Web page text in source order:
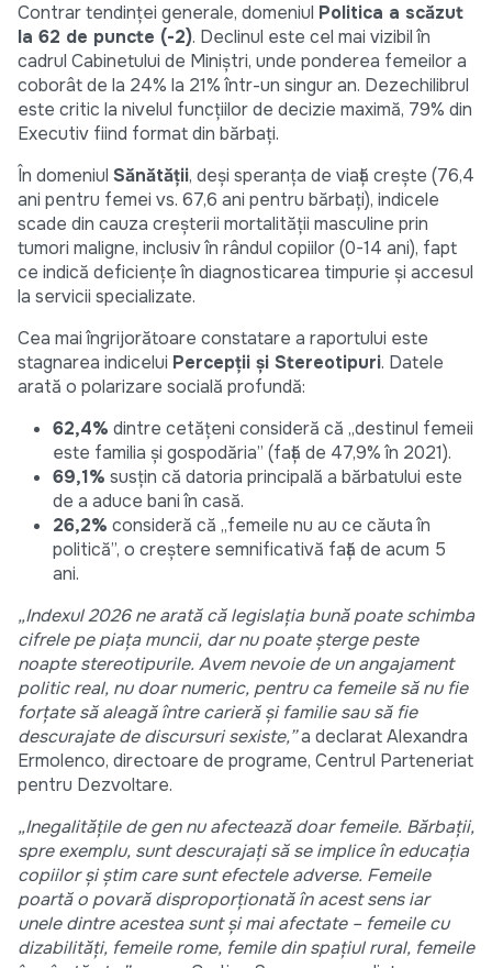
Contrar tendinței generale, domeniul Politica a scăzut
la 62 de puncte (-2). Declinul este cel mai vizibil în
cadrul Cabinetului de Miniștri, unde ponderea femeilor a
coborât de la 24% la 21% într-un singur an. Dezechilibrul
este critic la nivelul funcțiilor de decizie maximă, 79% din
Executiv fiind format din bărbați.
În domeniul Sănătății, deși speranța de viață crește (76,4
ani pentru femei vs. 67,6 ani pentru bărbați), indicele
scade din cauza creșterii mortalității masculine prin
tumori maligne, inclusiv în rândul copiilor (0-14 ani), fapt
ce indică deficiențe în diagnosticarea timpurie și accesul
la servicii specializate.
Cea mai îngrijorătoare constatare a raportului este
stagnarea indicelui Percepții și Stereotipuri. Datele
arată o polarizare socială profundă:
62,4% dintre cetățeni consideră că „destinul femeii
este familia și gospodăria” (față de 47,9% în 2021).
69,1% susțin că datoria principală a bărbatului este
de a aduce bani în casă.
26,2% consideră că „femeile nu au ce căuta în
politică”, o creștere semnificativă față de acum 5
ani.
„Indexul 2026 ne arată că legislația bună poate schimba
cifrele pe piața muncii, dar nu poate șterge peste
noapte stereotipurile. Avem nevoie de un angajament
politic real, nu doar numeric, pentru ca femeile să nu fie
forțate să aleagă între carieră și familie sau să fie
descurajate de discursuri sexiste,”a declarat Alexandra
Ermolenco, directoare de programe, Centrul Parteneriat
pentru Dezvoltare.
„Inegalitățile de gen nu afectează doar femeile. Bărbații,
spre exemplu, sunt descurajați să se implice în educația
copiilor și știm care sunt efectele adverse. Femeile
poartă o povară disproporționată în acest sens iar
unele dintre acestea sunt și mai afectate – femeile cu
dizabilități, femeile rome, femile din spațiul rural, femeile